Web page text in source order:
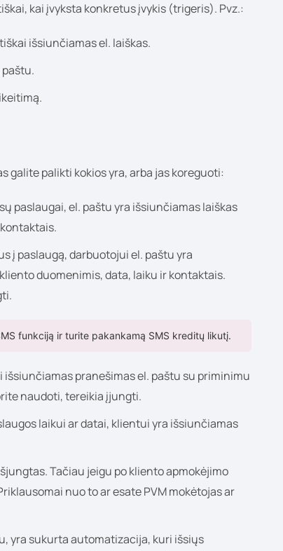
kai įvyksta konkretus įvykis (trigeris). Pvz.:
išsiunčiamas el. laiškas.
galite palikti kokios yra, arba jas koreguoti:
paslaugai, el. paštu yra išsiunčiamas laiškas
į paslaugą, darbuotojui el. paštu yra
duomenimis, data, laiku ir kontaktais.
funkciją ir turite pakankamą SMS kreditų likutį.
išsiunčiamas pranešimas el. paštu su priminimu
naudoti, tereikia įjungti.
laikui ar datai, klientui yra išsiunčiamas
Tačiau jeigu po kliento apmokėjimo
nuo to ar esate PVM mokėtojas ar
yra sukurta automatizacija, kuri išsiųs